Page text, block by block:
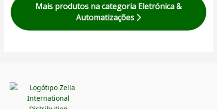
Mais produtos na categoria Eletrónica &
Automatizações